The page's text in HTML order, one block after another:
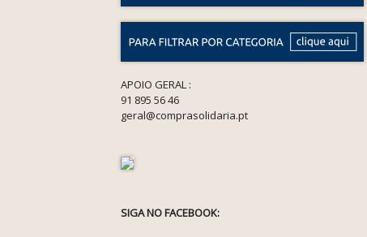
APOIO GERAL :
91 895 56 46
geral@comprasolidaria.pt
SIGA NO FACEBOOK: